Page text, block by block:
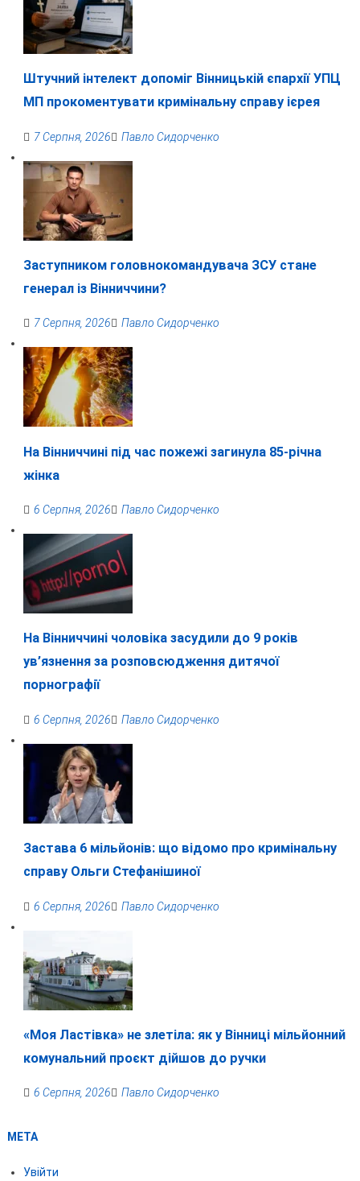
Штучний інтелект допоміг Вінницькій єпархії УПЦ
МП прокоментувати кримінальну справу ієрея
7 Серпня, 2026 Павло Сидорченко
Заступником головнокомандувача ЗСУ стане
генерал із Вінниччини?
7 Серпня, 2026 Павло Сидорченко
На Вінниччині під час пожежі загинула 85-річна
жінка
6 Серпня, 2026 Павло Сидорченко
На Вінниччині чоловіка засудили до 9 років
ув’язнення за розповсюдження дитячої
порнографії
6 Серпня, 2026 Павло Сидорченко
Застава 6 мільйонів: що відомо про кримінальну
справу Ольги Стефанішиної
6 Серпня, 2026 Павло Сидорченко
«Моя Ластівка» не злетіла: як у Вінниці мільйонний
комунальний проєкт дійшов до ручки
6 Серпня, 2026 Павло Сидорченко
МЕТА
Увійти